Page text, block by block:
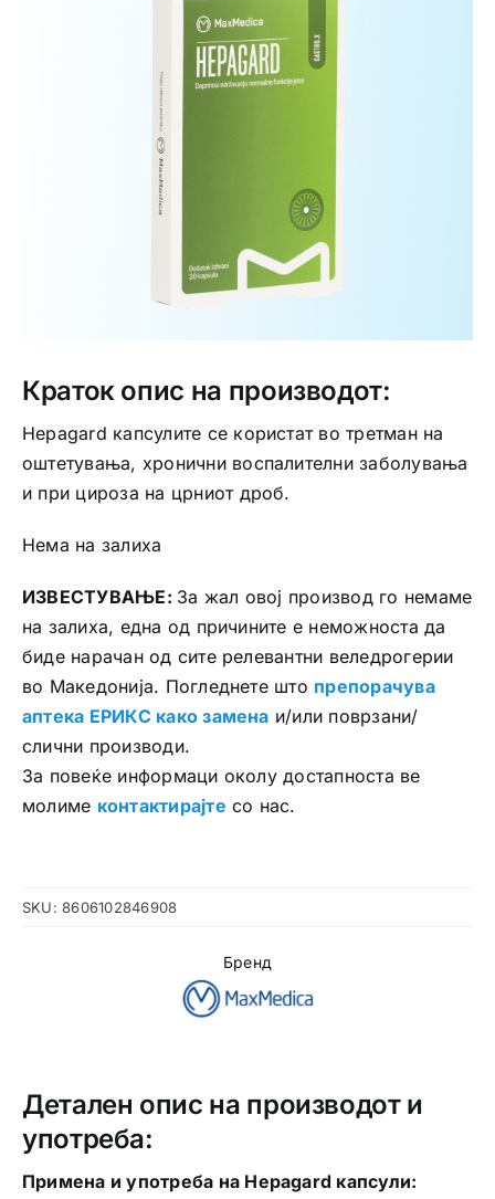
Медицински апрати
Краток опис на производот:
Hepagard капсулите се користат во третман на
оштетувања, хронични воспалителни заболувања
и при цироза на црниот дроб.
Нема на залиха
ИЗВЕСТУВАЊЕ: За жал овој производ го немаме
на залиха, една од причините е неможноста да
биде нарачан од сите релевантни веледрогерии
во Македонија. Погледнете што препорачува
аптека ЕРИКС како замена и/или поврзани/
слични производи.
За повеќе информаци околу достапноста ве
молиме контактирајте со нас.
SKU:8606102846908
Бренд
Детален опис на производот и
употреба:
Примена и употреба на Hepagard капсули: